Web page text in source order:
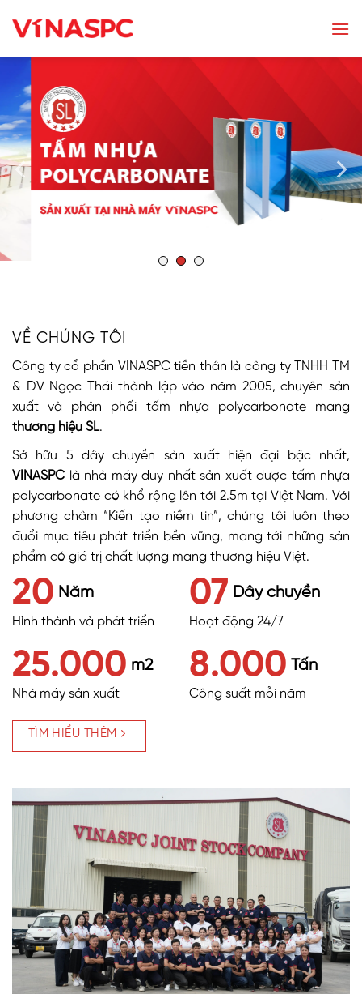
VỀ CHÚNG TÔI
Công ty cổ phần VINASPC tiền thân là công ty TNHH TM
& DV Ngọc Thái thành lập vào năm 2005, chuyên sản
xuất và phân phối tấm nhựa polycarbonate mang
thương hiệu SL.
Sở hữu 5 dây chuyền sản xuất hiện đại bậc nhất,
VINASPC là nhà máy duy nhất sản xuất được tấm nhựa
polycarbonate có khổ rộng lên tới 2.5m tại Việt Nam. Với
phương châm “Kiến tạo niềm tin”, chúng tôi luôn theo
đuổi mục tiêu phát triển bền vững, mang tới những sản
phẩm có giá trị chất lượng mang thương hiệu Việt.
20 Năm
Hình thành và phát triển
07 Dây chuyền
Hoạt động 24/7
25.000 m2
Nhà máy sản xuất
8.000 Tấn
Công suất mỗi năm
TÌM HIỂU THÊM